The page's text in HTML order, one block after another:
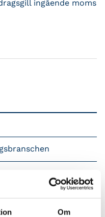
Om
ingående moms